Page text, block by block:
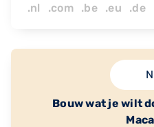
.nl .com .be .eu .de
Bouw wat je wilt